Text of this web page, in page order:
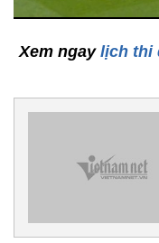
Xem ngay lịch thi